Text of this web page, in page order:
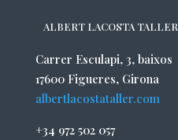
ALBERT LACOSTA TALLER
Carrer Esculapi, 3, baixos
17600 Figueres, Girona
albertlacostataller.com
+34 972 502 057